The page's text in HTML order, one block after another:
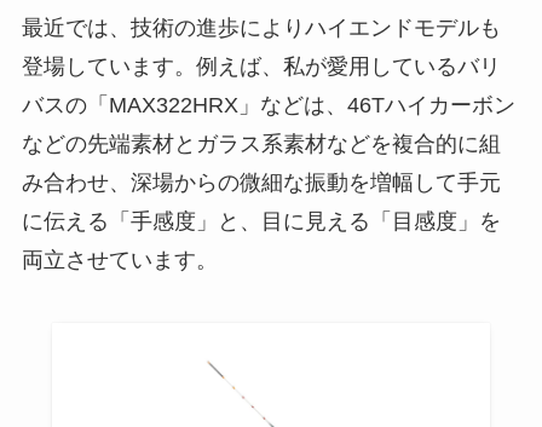
最近では、技術の進歩によりハイエンドモデルも
登場しています。例えば、私が愛用しているバリ
バスの「MAX322HRX」などは、46Tハイカーボン
などの先端素材とガラス系素材などを複合的に組
み合わせ、深場からの微細な振動を増幅して手元
に伝える「手感度」と、目に見える「目感度」を
両立させています。